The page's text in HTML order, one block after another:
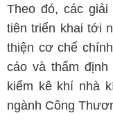
Theo đó, các
tiên triển khai tới
thiện cơ chế
cáo và thẩm
kiểm kê khí nhà
ngành Công